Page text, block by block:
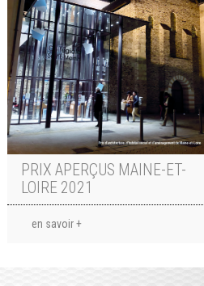
PRIX APERÇUS MAINE-ET-
LOIRE 2021
en savoir +